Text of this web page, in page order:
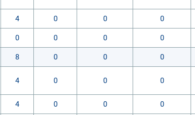
4 0 0 0
0 0 0 0
8 0 0 0
4 0 0 0
4 0 0 0